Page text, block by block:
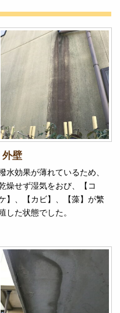
外壁
水効果が薄れているため、
燥せず湿気をおび、【コ
】、【カビ】、【藻】が繁
した状態でした。